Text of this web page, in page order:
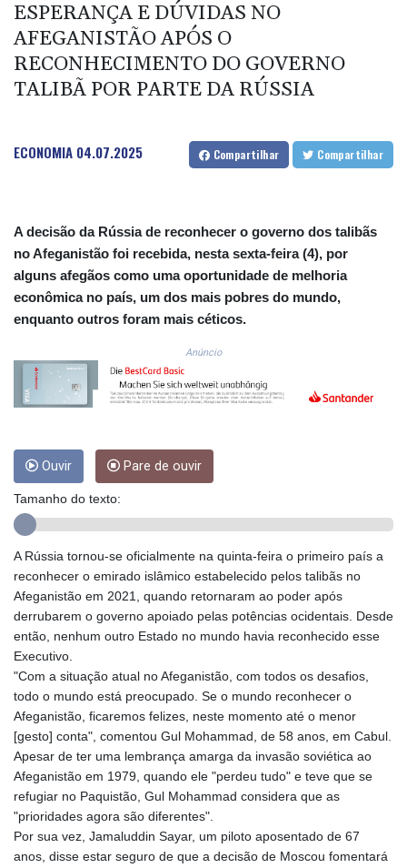
CNH 7.793133
COP
CUC 1.154999
CUP 30.607481
DOP 67.242802
DZD 152.86435
EGP 57.523697
GBP 0.856576
GNF
GTQ 8.788641
GYD 240.940815
HKD 9.061061
HNL 30.874329
HRK 7.533022
HUF 363.351257
IDR 20577.46741
ILS 3.464825
IMP 0.856409
INR 109.953282
IQD
1508.947386
1588759.278174
ISK 142.596885
ESPERANÇA E DÚVIDAS NO
AFEGANISTÃO APÓS O
RECONHECIMENTO DO GOVERNO
TALIBÃ POR PARTE DA RÚSSIA
ECONOMIA 04.07.2025 Compartilhar Compartilhar
A decisão da Rússia de reconhecer o governo dos talibãs
no Afeganistão foi recebida, nesta sexta-feira (4), por
alguns afegãos como uma oportunidade de melhoria
econômica no país, um dos mais pobres do mundo,
enquanto outros foram mais céticos.
Anúncio
Ouvir Pare de ouvir
Tamanho do texto:
A Rússia tornou-se oficialmente na quinta-feira o primeiro país a
reconhecer o emirado islâmico estabelecido pelos talibãs no
Afeganistão em 2021, quando retornaram ao poder após
derrubarem o governo apoiado pelas potências ocidentais. Desde
então, nenhum outro Estado no mundo havia reconhecido esse
Executivo.
"Com a situação atual no Afeganistão, com todos os desafios,
todo o mundo está preocupado. Se o mundo reconhecer o
Afeganistão, ficaremos felizes, neste momento até o menor
[gesto] conta", comentou Gul Mohammad, de 58 anos, em Cabul.
Apesar de ter uma lembrança amarga da invasão soviética ao
Afeganistão em 1979, quando ele "perdeu tudo" e teve que se
refugiar no Paquistão, Gul Mohammad considera que as
"prioridades agora são diferentes".
Por sua vez, Jamaluddin Sayar, um piloto aposentado de 67
anos, disse estar seguro de que a decisão de Moscou fomentará